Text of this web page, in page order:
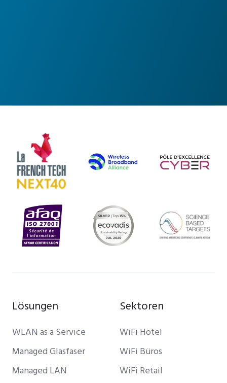
Lösungen
WLAN as a Service
Managed Glasfaser
Managed LAN
Sektoren
WiFi Hotel
WiFi Büros
WiFi Retail